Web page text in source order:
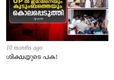
10 months ago
ശിക്ഷയുടെ പക!